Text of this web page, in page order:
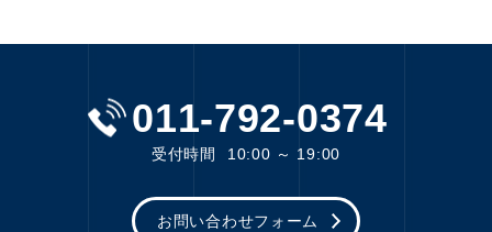
011-792-0374
受付時間 10:00 ～ 19:00
お問い合わせフォーム